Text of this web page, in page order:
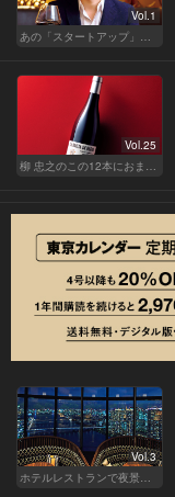
Vol.1
あの「スタートアップ」経営者のここぞのチカラ飯 Vol.2
Vol.25
柳 忠之のこの12本におまかせ
Vol.3
ホテルレストランで夜景デートはやっぱり盛り上がる